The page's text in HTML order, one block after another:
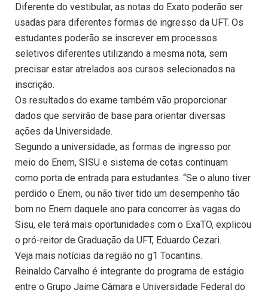
Diferente do vestibular, as notas do Exato poderão ser
usadas para diferentes formas de ingresso da UFT. Os
estudantes poderão se inscrever em processos
seletivos diferentes utilizando a mesma nota, sem
precisar estar atrelados aos cursos selecionados na
inscrição.
Os resultados do exame também vão proporcionar
dados que servirão de base para orientar diversas
ações da Universidade.
Segundo a universidade, as formas de ingresso por
meio do Enem, SISU e sistema de cotas continuam
como porta de entrada para estudantes. “Se o aluno tiver
perdido o Enem, ou não tiver tido um desempenho tão
bom no Enem daquele ano para concorrer às vagas do
Sisu, ele terá mais oportunidades com o ExaTO, explicou
o pró-reitor de Graduação da UFT, Eduardo Cezari.
Veja mais notícias da região no g1 Tocantins.
Reinaldo Carvalho é integrante do programa de estágio
entre o Grupo Jaime Câmara e Universidade Federal do